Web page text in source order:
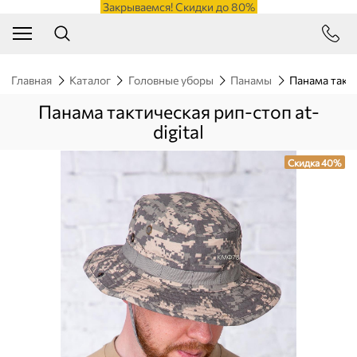
Закрываемся! Скидки до 80%
Главная Каталог Головные уборы Панамы Панама
Панама тактическая рип-стоп at-
digital
Скидка 40%